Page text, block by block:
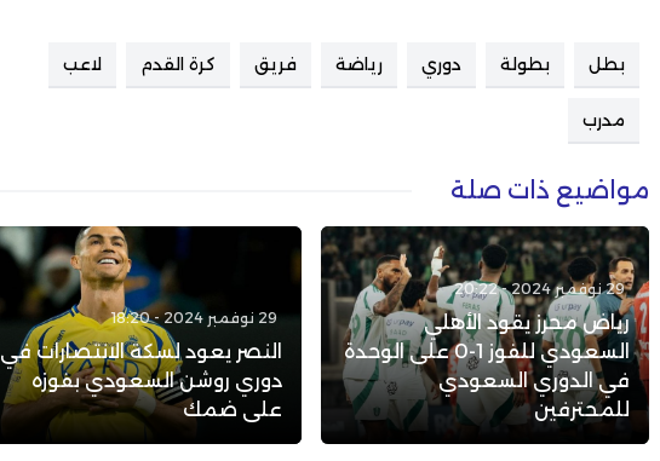
بطل بطولة دوري رياضة فريق كرة القدم لاعب
مدرب
مواضيع ذات صلة
29 نوفمبر 2024 - 20:22
رياض محرز يقود الأهلي
السعودي للفوز 1-0 على الوحدة
في الدوري السعودي
للمحترفين
29 نوفمبر 2024 - 18:20
النصر يعود لسكة الانتصارات في
دوري روشن السعودي بفوزه
على ضمك